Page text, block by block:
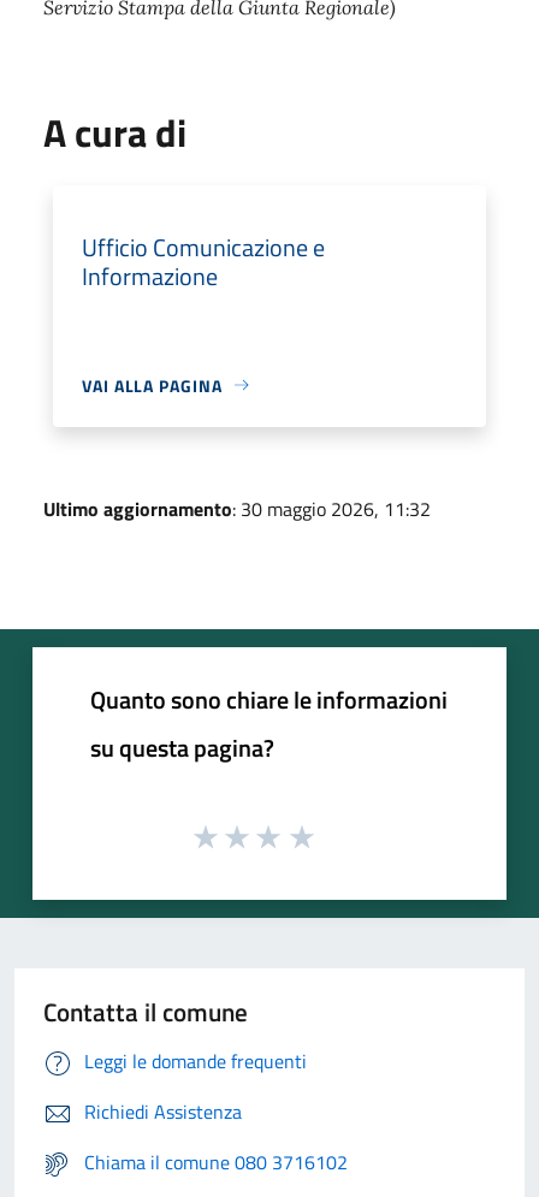
Servizio Stampa della Giunta Regionale)
A cura di
Ufficio Comunicazione e
Informazione
VAI ALLA PAGINA
Ultimo aggiornamento: 30 maggio 2026, 11:32
Quanto sono chiare le informazioni
su questa pagina?
Contatta il comune
Leggi le domande frequenti
Richiedi Assistenza
Chiama il comune 080 3716102